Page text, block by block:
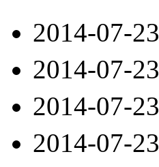
2014-07-23
2014-07-23
2014-07-23
2014-07-23